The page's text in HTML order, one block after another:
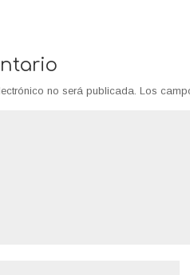
no será publicada. Los